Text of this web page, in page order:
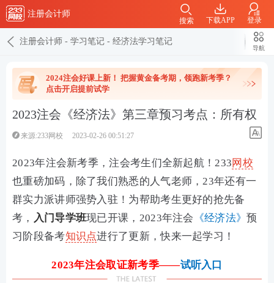
注册会计师
下载APP 登录
搜索
注册会计师 - 学习笔记 - 经济法学习笔记
导航
2024注会好课上新！ 把握黄金备考期，领跑新考季？
点击开启提前试学
2023注会《经济法》第三章预习考点：所有权
来源:233网校 2023-02-26 00:51:27
2023年注会新考季，注会考生们全新起航！233网校
也重磅加码，除了我们熟悉的人气老师，23年还有一
群实力派讲师强势入驻！为帮助考生更好的抢先备
考， 入门导学班现已开课，2023年注会 《经济法》预
习阶段备考知识点进行了更新，快来一起学习！
2023年注会取证新考季——试听入口